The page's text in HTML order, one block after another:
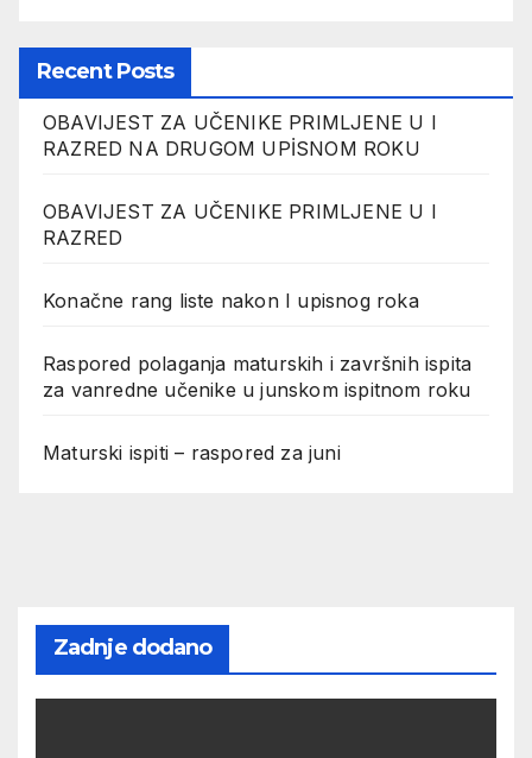
Recent Posts
OBAVIJEST ZA UČENIKE PRIMLJENE U I
RAZRED NA DRUGOM UPİSNOM ROKU
OBAVIJEST ZA UČENIKE PRIMLJENE U I
RAZRED
Konačne rang liste nakon I upisnog roka
Raspored polaganja maturskih i završnih ispita
za vanredne učenike u junskom ispitnom roku
Maturski ispiti – raspored za juni
Zadnje dodano